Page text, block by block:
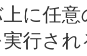
に任
行さ